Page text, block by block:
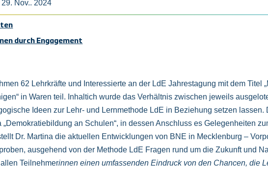
Nov.. 2024
durch Engagement
62 Lehrkräfte und Interessierte an der LdE Jahrestagung mit dem Titel
in Waren teil. Inhaltich wurde das Verhältnis zwischen jeweils
Ideen zur Lehr- und Lernmethode LdE in Beziehung setzen
„Demokratiebildung an Schulen“, in dessen Anschluss es Gelegenheiten
Dr. Martina die aktuellen Entwicklungen von BNE in Mecklenburg –
ausgehend von der Methode LdE Fragen rund um die Zukunft und
Teilnehmerinnen einen umfassenden Eindruck von den Chancen, die